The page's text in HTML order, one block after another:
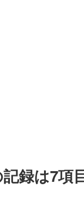
録は7項